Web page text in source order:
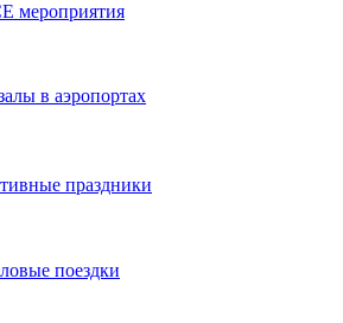
мероприятия
в аэропортах
праздники
поездки